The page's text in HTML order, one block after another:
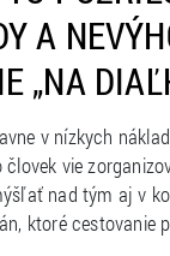
A
„NA
v nízkych
vie
nad tým aj v
ktoré cestovanie